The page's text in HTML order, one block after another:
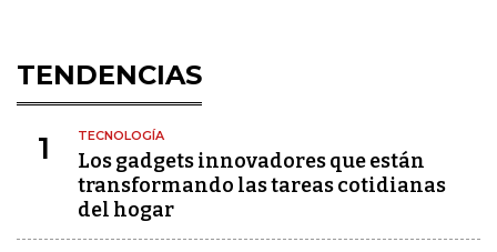
TENDENCIAS
1 TECNOLOGÍA
Los gadgets innovadores que están
transformando las tareas cotidianas
del hogar